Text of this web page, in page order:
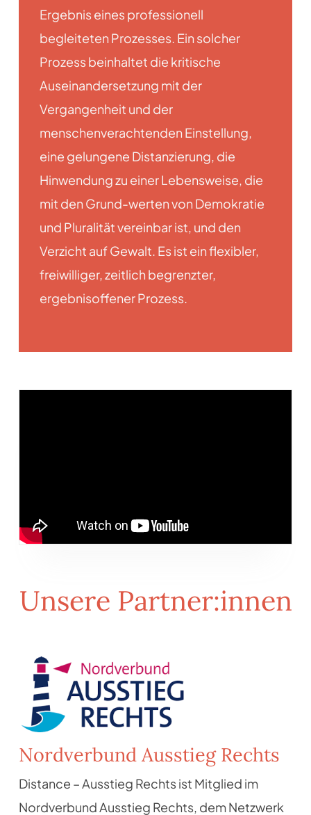
Ergebnis eines professionell
begleiteten Prozesses. Ein solcher
Prozess beinhaltet die kritische
Auseinandersetzung mit der
Vergangenheit und der
menschenverachtenden Einstellung,
eine gelungene Distanzierung, die
Hinwendung zu einer Lebensweise, die
mit den Grund-werten von Demokratie
und Pluralität vereinbar ist, und den
Verzicht auf Gewalt. Es ist ein flexibler,
freiwilliger, zeitlich begrenzter,
ergebnisoffener Prozess.
Unsere Partner:innen
Nordverbund Ausstieg Rechts
Distance – Ausstieg Rechts ist Mitglied im
Nordverbund Ausstieg Rechts, dem Netzwerk